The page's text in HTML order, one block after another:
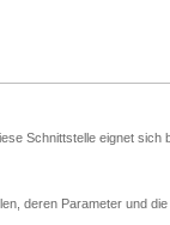
Schnittstelle eignet sich
deren Parameter und